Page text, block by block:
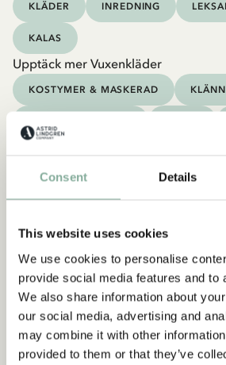
Consent Details
This website uses cookies
We use cookies to personalise
provide social media features and to
We also share information about
our social media, advertising and
may combine it with other
provided to them or that they’ve
KLÄDER INREDNING
KALAS
Upptäck mer Vuxenkläder
KOSTYMER & MASKERAD